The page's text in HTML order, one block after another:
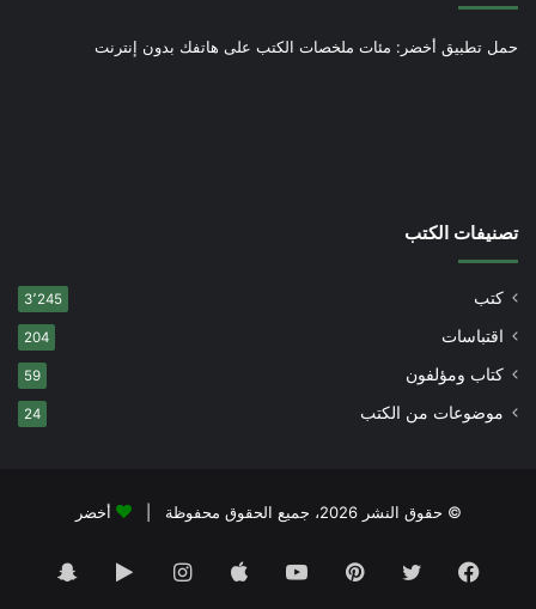
حمل تطبيق أخضر: مئات ملخصات الكتب على هاتفك بدون إنترنت
تصنيفات الكتب
كتب 3٬245
اقتباسات 204
كتاب ومؤلفون 59
موضوعات من الكتب 24
© حقوق النشر 2026، جميع الحقوق محفوظة | أخضر
فيسبوك تويتر بينتيريستيوتيوب انستقرام‏Google